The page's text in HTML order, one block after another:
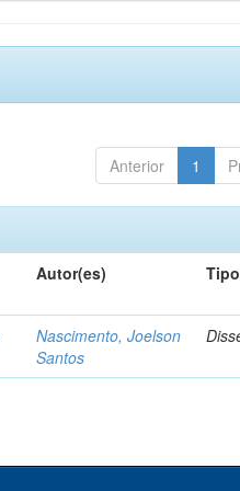
Anterior 1
Autor(es) Tipo
Nascimento, Joelson
Santos